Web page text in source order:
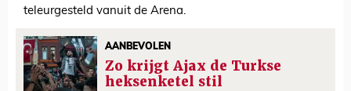
teleurgesteld vanuit de Arena.
AANBEVOLEN
Zo krijgt Ajax de Turkse
heksenketel stil